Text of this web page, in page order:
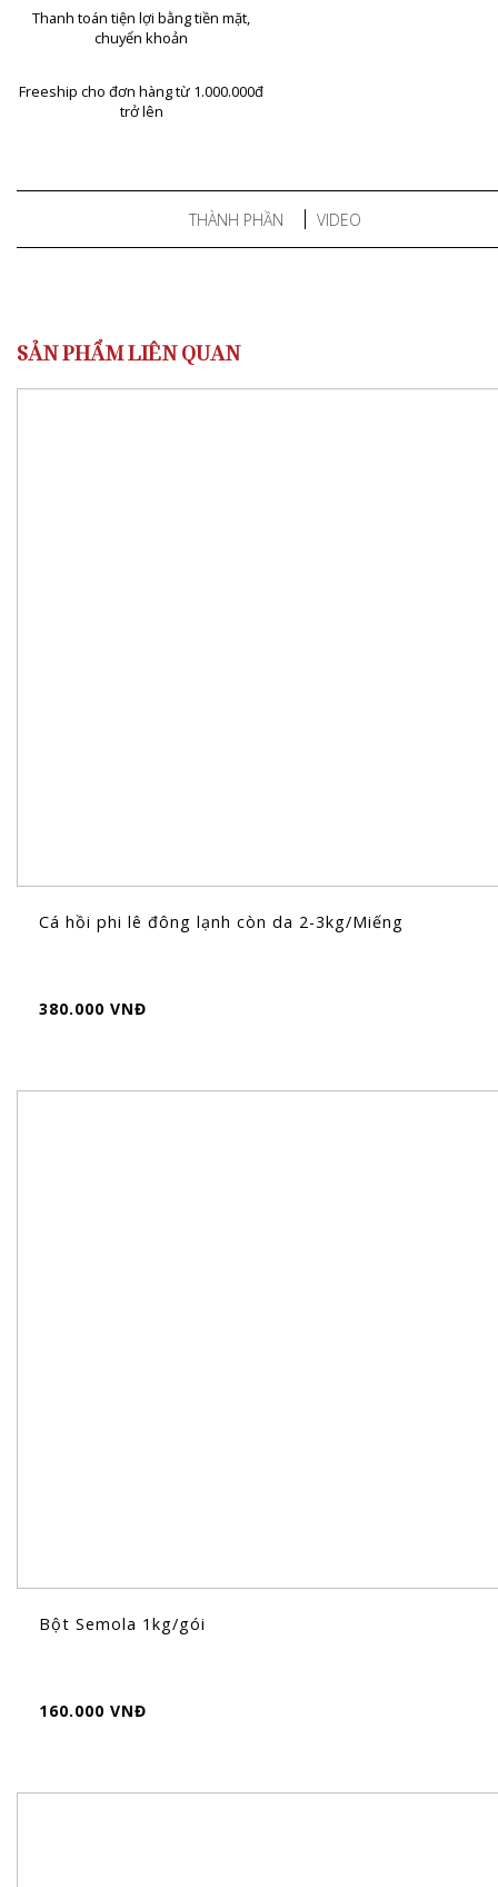
Thanh toán tiện lợi bằng tiền mặt,
chuyển khoản
Freeship cho đơn hàng từ 1.000.000đ
trở lên
THÀNH PHẦN VIDEO
SẢN PHẨM LIÊN QUAN
Cá hồi phi lê đông lạnh còn da 2-3kg/Miếng
380.000 VNĐ
Bột Semola 1kg/gói
160.000 VNĐ